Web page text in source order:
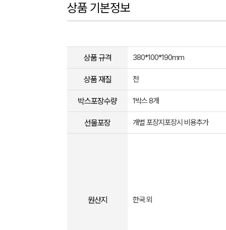
상품 기본정보
상품 규격 380*100*190mm
상품 재질 천
박스포장수량 1박스 8개
선물포장 개별 포장지포장시 비용추가
원산지 한국 외